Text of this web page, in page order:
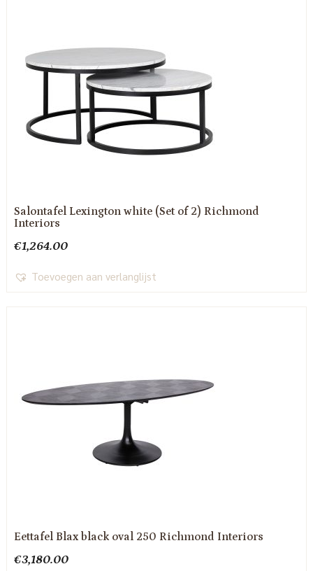
Salontafel Lexington white (Set of 2) Richmond
Interiors
€1,264.00
Toevoegen aan verlanglijst
Eettafel Blax black oval 250 Richmond Interiors
€3,180.00